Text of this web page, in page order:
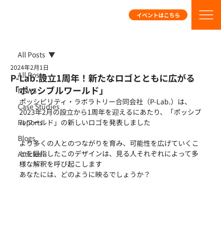
イベントはこちら
All Posts
NEWS
Case Studies
Reports
Blogs
Articles
All Posts
P-Lab.設立1周年！新たなロゴとともに広がる
「ポッシブルワールド」
2024年2月1日
ポッシビリティ・ラボラトリー合同会社（P-Lab.）は、
2023年2月の設立から1周年を迎えるにあたり、「ポッシブ
ルワールド」の新しいロゴを発表しました
より多くの人とのつながりを育み、可能性を広げていくこ
とを目指したこのデザインは、見る人それぞれによって多
様な解釈を呼び起こします
あなたには、どのように映るでしょうか？